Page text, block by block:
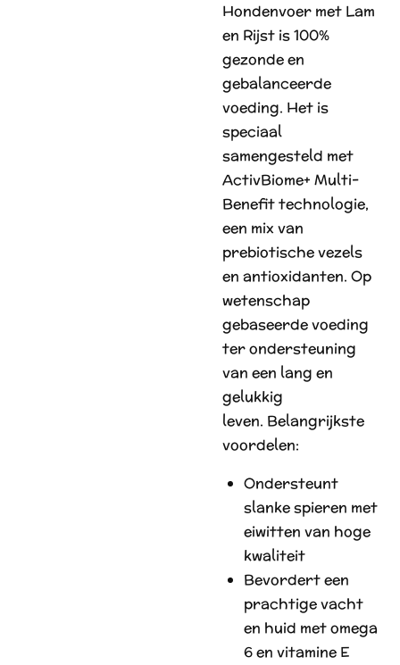
Hondenvoer met Lam
en Rijst is 100%
gezonde en
gebalanceerde
voeding. Het is
speciaal
samengesteld met
ActivBiome+ Multi-
Benefit technologie,
een mix van
prebiotische vezels
en antioxidanten. Op
wetenschap
gebaseerde voeding
ter ondersteuning
van een lang en
gelukkig
leven. Belangrijkste
voordelen:
Ondersteunt
slanke spieren met
eiwitten van hoge
kwaliteit
Bevordert een
prachtige vacht
en huid met omega
6 en vitamine E